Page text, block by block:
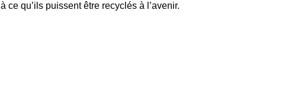
qu’ils puissent être recyclés à l’avenir.